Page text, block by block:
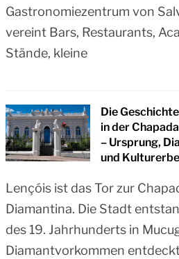
Gastronomiezentrum von
vereint Bars, Restaurants,
Stände, kleine
Die
in der
– Ursprung,
und Kulturerbe
Lençóis ist das Tor zur
Diamantina. Die Stadt
des 19. Jahrhunderts in
Diamantvorkommen